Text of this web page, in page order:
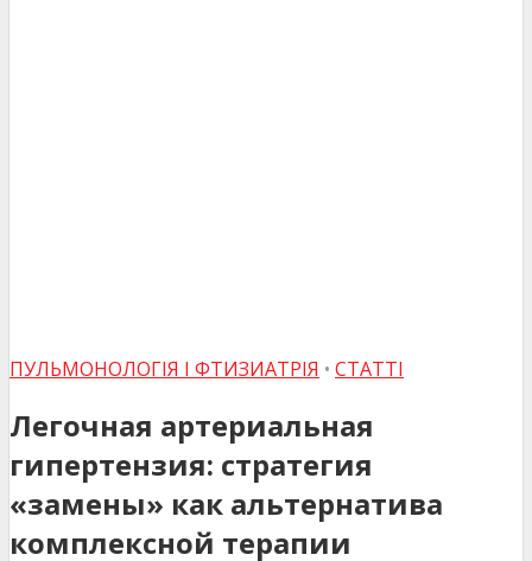
ПУЛЬМОНОЛОГІЯ І ФТИЗИАТРІЯ • СТАТТІ
Легочная артериальная
гипертензия: стратегия
«замены» как альтернатива
комплексной терапии